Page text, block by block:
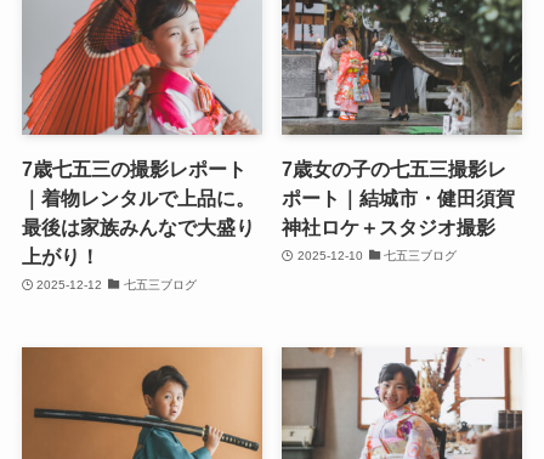
7歳七五三の撮影レポート
｜着物レンタルで上品に。
最後は家族みんなで大盛り
上がり！
2025-12-12 七五三ブログ
7歳女の子の七五三撮影レ
ポート｜結城市・健田須賀
神社ロケ＋スタジオ撮影
2025-12-10 七五三ブログ